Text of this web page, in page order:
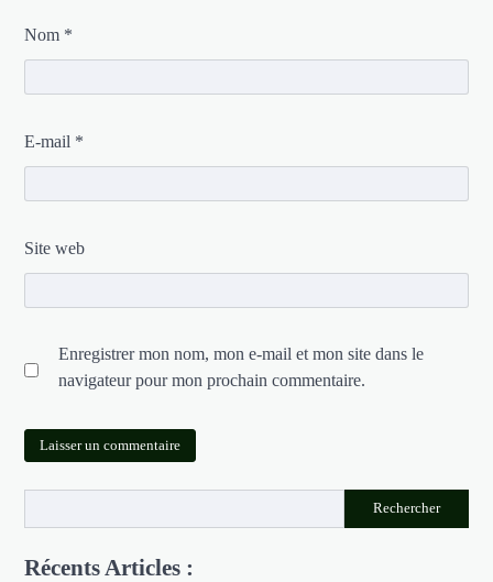
Nom *
E-mail *
Site web
Enregistrer mon nom, mon e-mail et mon site dans le
navigateur pour mon prochain commentaire.
Rechercher
Récents Articles :